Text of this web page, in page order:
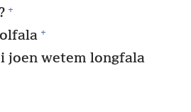
+
+
joen wetem longfala